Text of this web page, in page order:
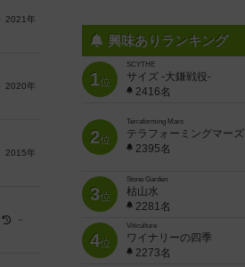
2021年
2020年
2015年
－
興味ありランキング
1位
SCYTHE
サイズ -大鎌戦役-
2416名
2位
Terraforming Mars
テラフォーミングマーズ
2395名
3位
Stone Garden
枯山水
2281名
4位
Viticulture
ワイナリーの四季
2273名